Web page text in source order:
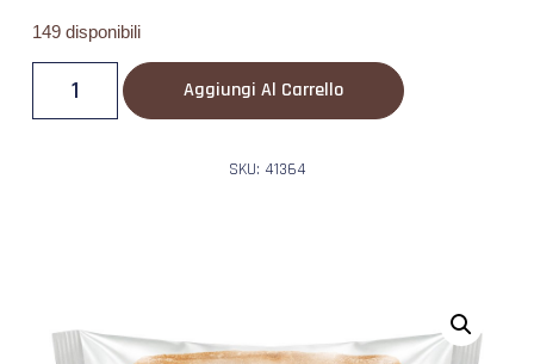
149 disponibili
Aggiungi Al Carrello
SKU: 41364